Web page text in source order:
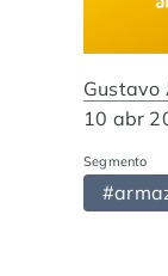
Educação
Instituições
Cases de
Nossas
Blog
Gustavo
10 abr
Segmento